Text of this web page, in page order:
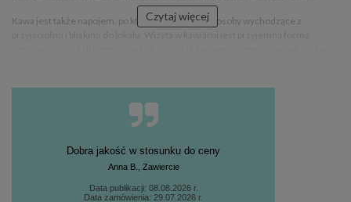
Kawa jest także napojem, po który chętnie sięgają osoby wychodzące z
Kawiarnia ozdobiona obrazami jest miejscem, w którym czas upływa w
przyjemniejszej atmosferze. Obrazy z ziarnami kawy, filiżankami parującej
małej czarnej lub smakowitymi croissantami w towarzystwie latte, oddziałują
zachęcają do zamawiania kolejnej kawy, a także ułatwiają zrelaksowanie się i
Czytaj więcej
Dobra jakość w stosunku do ceny
Anna B., Zawiercie
Data publikacji: 08.08.2026 r.
Data zamówienia: 29.07.2026 r.